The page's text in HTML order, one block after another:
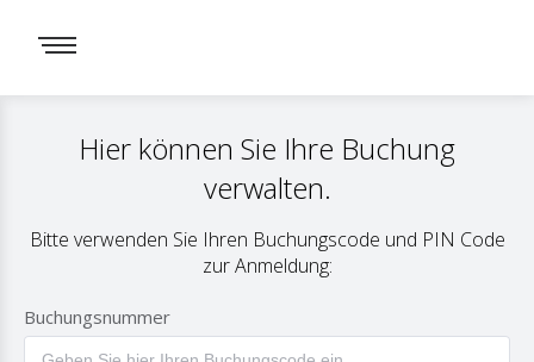
Hier können Sie Ihre Buchung
verwalten.
Bitte verwenden Sie Ihren Buchungscode und PIN Code
zur Anmeldung:
Buchungsnummer